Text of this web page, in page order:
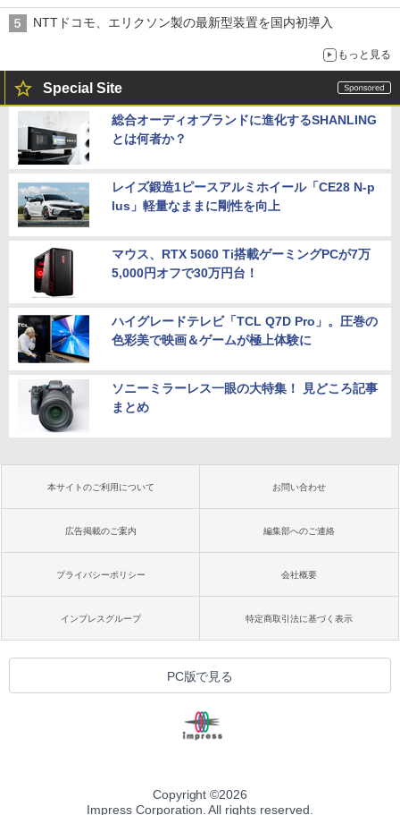
NTTドコモ、エリクソン製の最新型装置を国内初導入
もっと見る
Special Site
総合オーディオブランドに進化するSHANLING
とは何者か？
レイズ鍛造1ピースアルミホイール「CE28 N-p
lus」軽量なままに剛性を向上
マウス、RTX 5060 Ti搭載ゲーミングPCが7万
5,000円オフで30万円台！
ハイグレードテレビ「TCL Q7D Pro」。圧巻の
色彩美で映画＆ゲームが極上体験に
ソニーミラーレス一眼の大特集！ 見どころ記事
まとめ
本サイトのご利用について お問い合わせ
広告掲載のご案内 編集部へのご連絡
プライバシーポリシー 会社概要
インプレスグループ 特定商取引法に基づく表示
PC版で見る
Copyright ©2026
Impress Corporation. All rights reserved.